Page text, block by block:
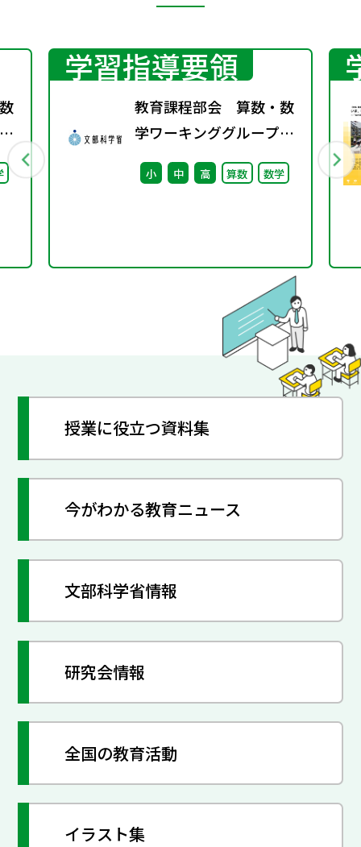
学習指導要領
教育課程部会 算数・数
学ワーキンググループ
（第2回） 配付資料
小 中 高 算数 数学
授業に役立つ資料集
今がわかる教育ニュース
文部科学省情報
研究会情報
全国の教育活動
イラスト集